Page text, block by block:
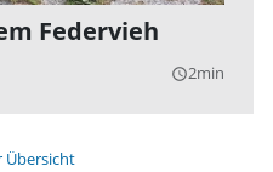
Federvieh
query_builder2min
Übersicht